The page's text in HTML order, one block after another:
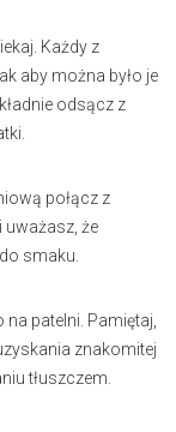
Każdy z
aby można było je
odsącz z
połącz z
uważasz, że
smaku.
patelni. Pamiętaj,
znakomitej
tłuszczem.